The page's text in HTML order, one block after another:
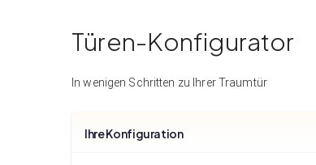
Türen-Konfigurator
In wenigen Schritten zu Ihrer Traumtür
Ihre Konfiguration